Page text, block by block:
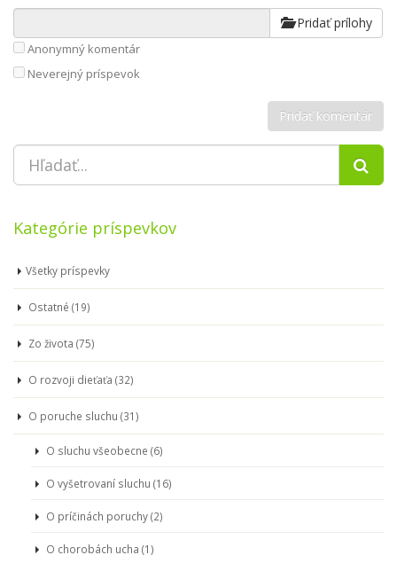
Pridať prílohy
Anonymný komentár
Neverejný príspevok
Kategórie príspevkov
Všetky príspevky
Ostatné (19)
Zo života (75)
O rozvoji dieťaťa (32)
O poruche sluchu (31)
O sluchu všeobecne (6)
O vyšetrovaní sluchu (16)
O príčinách poruchy (2)
O chorobách ucha (1)